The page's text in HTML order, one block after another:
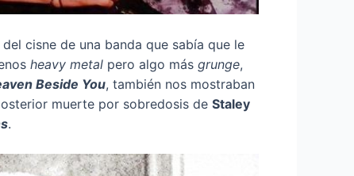
cisne de una banda que sabía que le
heavy metal pero algo más grunge,
Beside You, también nos mostraban
muerte por sobredosis de Staley
.